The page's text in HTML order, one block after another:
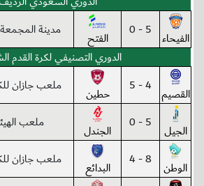
الفيحاء 5 - 0 الفتح
مدينة
الدوري التصنيفي لكرة القدم
القصيم 4 - 5 حطين ملعب جازان
الجيل 5 - 0 الجندل ملعب
الوطن 8 - 4 البدائع ملعب جازان